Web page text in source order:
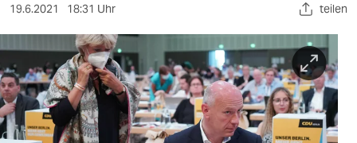
sport
berlin
nord
19.6.2021 18:31 Uhr teilen